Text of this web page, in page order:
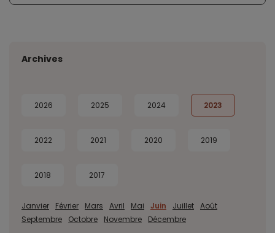
Archives
2026 2025 2024 2023
2022 2021 2020 2019
2018 2017
Janvier Février Mars Avril Mai Juin Juillet Août
Septembre
Octobre Novembre Décembre